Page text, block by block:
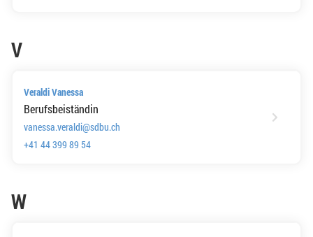
V
Veraldi Vanessa
Berufsbeiständin
vanessa.veraldi@sdbu.ch
+41 44 399 89 54
W